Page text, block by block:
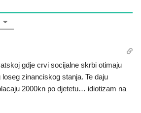
gdje crvi socijalne skrbi otimaju
zinanciskog stanja. Te daju
2000kn po djetetu… idiotizam na